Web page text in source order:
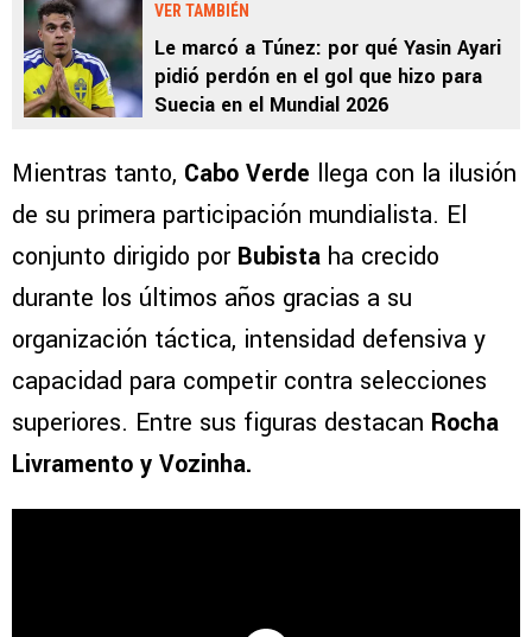
VER TAMBIÉN
Le marcó a Túnez: por qué Yasin Ayari
pidió perdón en el gol que hizo para
Suecia en el Mundial 2026
Mientras tanto, Cabo Verde llega con la ilusión
de su primera participación mundialista. El
conjunto dirigido por Bubista ha crecido
durante los últimos años gracias a su
organización táctica, intensidad defensiva y
capacidad para competir contra selecciones
superiores. Entre sus figuras destacan Rocha
Livramento y Vozinha.